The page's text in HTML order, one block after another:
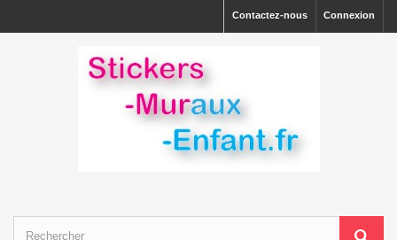
Connexion
Contactez-nous